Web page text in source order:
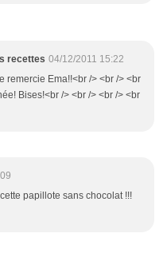
recettes 04/12/2011 15:22
remercie Ema!!<br /> <br /> <br
Bises!<br /> <br /> <br /> <br
papillote sans chocolat !!!